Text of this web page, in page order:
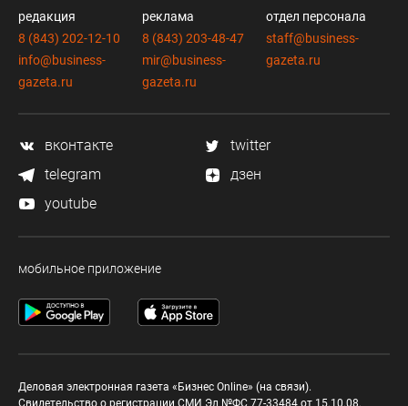
редакция
8 (843) 202-12-10
info@business-
gazeta.ru
реклама
8 (843) 203-48-47
mir@business-
gazeta.ru
отдел персонала
staff@business-
gazeta.ru
вконтакте
twitter
telegram
дзен
youtube
мобильное приложение
Деловая электронная газета «Бизнес Online» (на связи).
Свидетельство о регистрации СМИ Эл №ФС 77-33484 от 15.10.08.